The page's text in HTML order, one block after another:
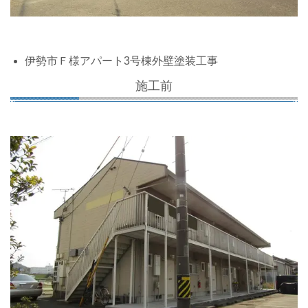
伊勢市Ｆ様アパート3号棟外壁塗装工事
施工前